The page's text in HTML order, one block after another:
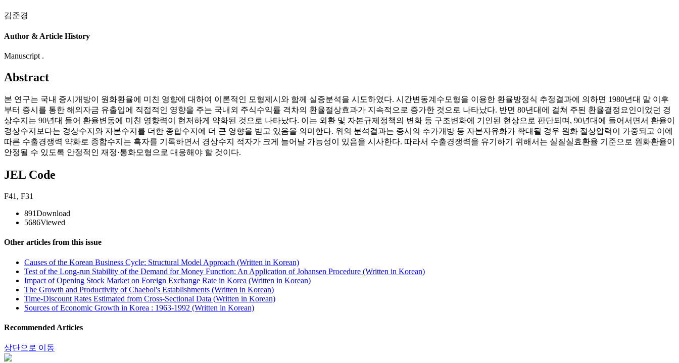
김준경
Author & Article History
Manuscript .
Abstract
본 연구는 국내 증시개방이 원화환율에 미친 영향에 대하여 이론적인 모형제시와 함께 실증분석을 시도하였다. 시간변동계수모형을 이용한 환율방정식 추정결과에 의하면 1980년대 말 이후
부터 증시를 통한 해외자금 유출입에 직접적인 영향을 주는 국내외 주식수익률 격차의 환율절상효과가 지속적으로 증가한 것으로 나타났다. 반면 80년대에 걸쳐 주된 환율결정요인이었던 경
상수지는 90년대 들어 환율변동에 미친 영향력이 현저하게 약화된 것으로 나타났다. 이는 외환 및 자본규제정책의 변화 등 구조변화에 기인된 현상으로 판단되며, 90년대에 들어서면서 환율이
경상수지보다는 경상수지와 자본수지를 더한 종합수지에 더 큰 영향을 받고 있음을 의미한다. 위의 분석결과는 증시의 추가개방 등 자본자유화가 확대될 경우 원화 절상압력이 가중되고 이에
따른 수출경쟁력 약화로 종합수지는 흑자를 기록하면서 경상수지 적자가 크게 늘어날 가능성이 있음을 시사한다. 따라서 수출경쟁력을 유기하기 위해서는 실질실효환율 기준으로 원화환율이
안정될 수 있도록 안정적인 재정·통화모형으로 대응해야 할 것이다.
JEL Code
F41 , F31
891Download
5686Viewed
Other articles from this issue
Causes of the Korean Business Cycle: Structural Model Approach (Written in Korean)
Test of the Long-run Stability of the Demand for Money Function: An Application of Johansen Procedure (Written in Korean)
Impact of Opening Stock Market on Foreign Exchange Rate in Korea (Written in Korean)
The Growth and Productivity of Chaebol's Establishments (Written in Korean)
Time-Discount Rates Estimated from Cross-Sectional Data (Written in Korean)
Sources of Economic Growth in Korea : 1963-1992 (Written in Korean)
Recommended Articles
상단으로 이동